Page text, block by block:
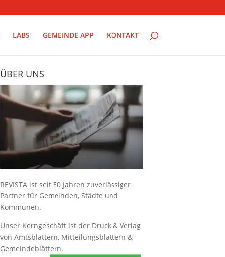
LABS GEMEINDE APP KONTAKT
ÜBER UNS
REVISTA ist seit 50 Jahren zuverlässiger
Partner für Gemeinden, Städte und
Kommunen.
Unser Kerngeschäft ist der Druck & Verlag
von Amtsblättern, Mitteilungsblättern &
Gemeindeblättern.